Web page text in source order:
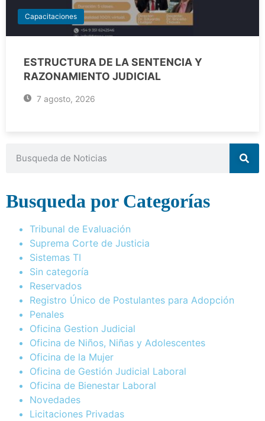
Capacitaciones
ESTRUCTURA DE LA SENTENCIA Y
RAZONAMIENTO JUDICIAL
7 agosto, 2026
Busqueda por Categorías
Tribunal de Evaluación
Suprema Corte de Justicia
Sistemas TI
Sin categoría
Reservados
Registro Único de Postulantes para Adopción
Penales
Oficina Gestion Judicial
Oficina de Niños, Niñas y Adolescentes
Oficina de la Mujer
Oficina de Gestión Judicial Laboral
Oficina de Bienestar Laboral
Novedades
Licitaciones Privadas